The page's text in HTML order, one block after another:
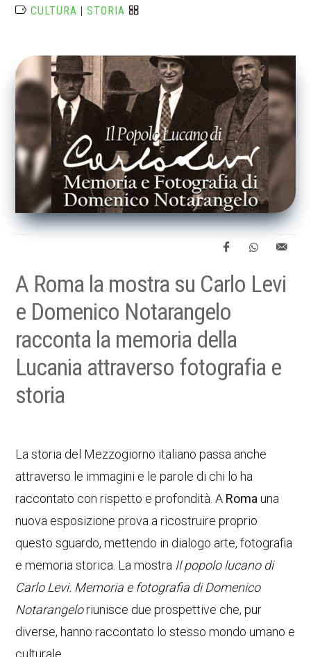
CULTURA |STORIA
A Roma la mostra su Carlo Levi
e Domenico Notarangelo
racconta la memoria della
Lucania attraverso fotografia e
storia
La storia del Mezzogiorno italiano passa anche
attraverso le immagini e le parole di chi lo ha
raccontato con rispetto e profondità. A Roma una
nuova esposizione prova a ricostruire proprio
questo sguardo, mettendo in dialogo arte, fotografia
e memoria storica. La mostra Il popolo lucano di
Carlo Levi. Memoria e fotografia di Domenico
Notarangeloriunisce due prospettive che, pur
diverse, hanno raccontato lo stesso mondo umano e
culturale.